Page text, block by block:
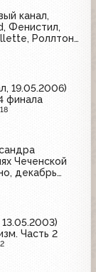
канал,
Фенистил,
Роллтон,
Диваны и
19.05.2006)
финала
Чеченской
декабрь
Часть 2